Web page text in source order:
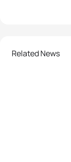
Related News